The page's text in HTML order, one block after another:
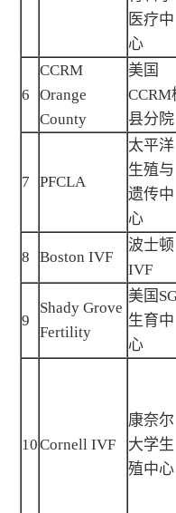
医疗中
心
6
CCRM
Orange
County
美国
CCRM
县分院
7 PFCLA
太平洋
生殖与
遗传中
心
8 Boston IVF
波士顿
IVF
9
Shady Grove
Fertility
美国
生育中
心
10Cornell IVF
康奈尔
大学生
殖中心